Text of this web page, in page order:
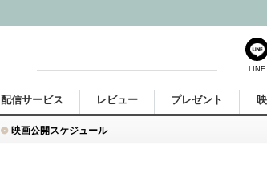
映画公開スケジュール
配信サービス レビュー プレゼント
LINE